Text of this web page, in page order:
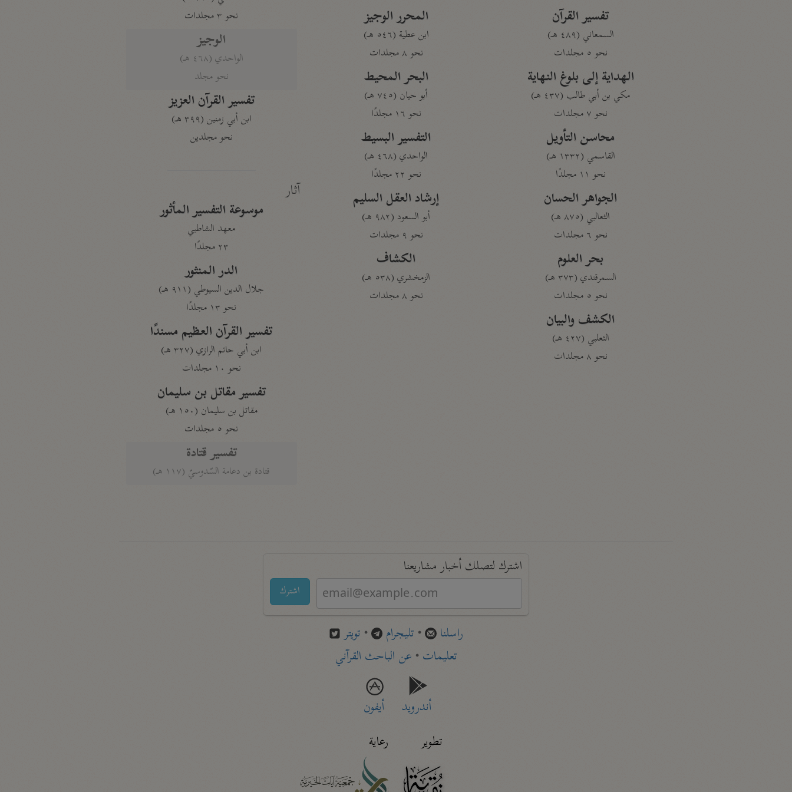
تفسير القرآن
السمعاني (٤٨٩ هـ)
نحو ٥ مجلدات
الهداية إلى بلوغ النهاية
مكي بن أبي طالب (٤٣٧ هـ)
نحو ٧ مجلدات
محاسن التأويل
القاسمي (١٣٣٢ هـ)
نحو ١١ مجلدًا
الجواهر الحسان
الثعالبي (٨٧٥ هـ)
نحو ٦ مجلدات
بحر العلوم
السمرقندي (٣٧٣ هـ)
نحو ٥ مجلدات
الكشف والبيان
الثعلبي (٤٢٧ هـ)
نحو ٨ مجلدات
المحرر الوجيز
ابن عطية (٥٤٦ هـ)
نحو ٨ مجلدات
البحر المحيط
أبو حيان (٧٤٥ هـ)
نحو ١٦ مجلدًا
التفسير البسيط
الواحدي (٤٦٨ هـ)
نحو ٢٢ مجلدًا
إرشاد العقل السليم
أبو السعود (٩٨٢ هـ)
نحو ٩ مجلدات
الكشاف
الزمخشري (٥٣٨ هـ)
نحو ٨ مجلدات
نحو ٣ مجلدات
الوجيز
الواحدي (٤٦٨ هـ)
نحو مجلد
تفسير القرآن العزيز
ابن أبي زمنين (٣٩٩ هـ)
نحو مجلدين
آثار
موسوعة التفسير المأثور
معهد الشاطبي
٢٣ مجلدًا
الدر المنثور
جلال الدين السيوطي (٩١١ هـ)
نحو ١٣ مجلدًا
تفسير القرآن العظيم مسندًا
ابن أبي حاتم الرازي (٣٢٧ هـ)
نحو ١٠ مجلدات
تفسير مقاتل بن سليمان
مقاتل بن سليمان (١٥٠ هـ)
نحو ٥ مجلدات
تفسير قتادة
قتادة بن دعامة السّدوسيّ (١١٧ هـ)
اشترك لتصلك أخبار مشاريعنا
اشترك
راسلنا • تليجرام • تويتر
تعليمات• عن الباحث القرآني
أندرويد
أيفون
تطوير
رعاية